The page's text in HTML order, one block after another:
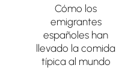
Cómo los
emigrantes
españoles han
llevado la comida
típica al mundo